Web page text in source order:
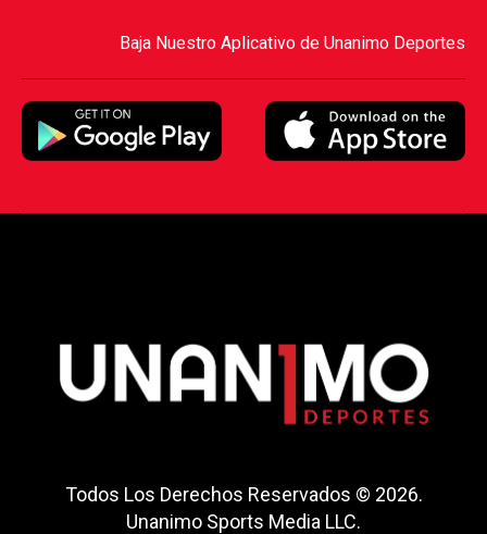
Baja Nuestro Aplicativo de Unanimo Deportes
Todos Los Derechos Reservados © 2026.
Unanimo Sports Media LLC.